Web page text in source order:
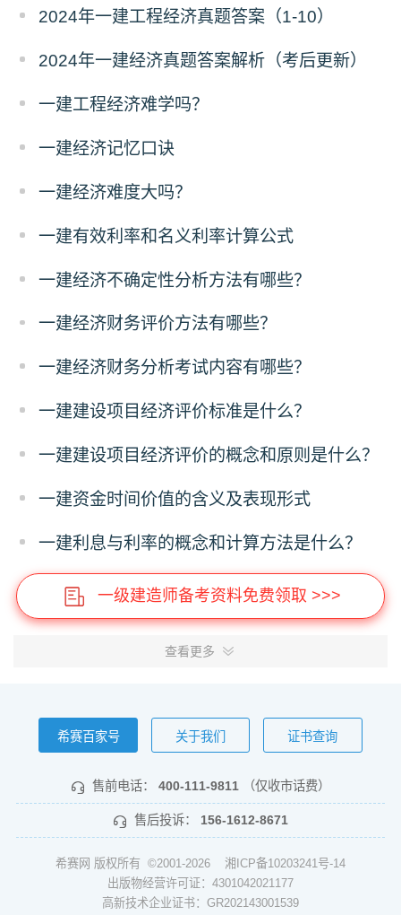
2024年一建工程经济真题答案（1-10）
2024年一建经济真题答案解析（考后更新）
一建工程经济难学吗？
一建经济记忆口诀
一建经济难度大吗？
一建有效利率和名义利率计算公式
一建经济不确定性分析方法有哪些？
一建经济财务评价方法有哪些？
一建经济财务分析考试内容有哪些？
一建建设项目经济评价标准是什么？
一建建设项目经济评价的概念和原则是什么？
一建资金时间价值的含义及表现形式
一建利息与利率的概念和计算方法是什么？
一级建造师备考资料免费领取 >>>
查看更多
希赛百家号 关于我们 证书查询
售前电话： 400-111-9811 （仅收市话费）
售后投诉： 156-1612-8671
希赛网 版权所有 ©2001-2026 湘ICP备10203241号-14
出版物经营许可证：4301042021177
高新技术企业证书：GR202143001539